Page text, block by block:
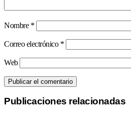
Nombre *
Correo electrónico *
Web
Publicaciones relacionadas